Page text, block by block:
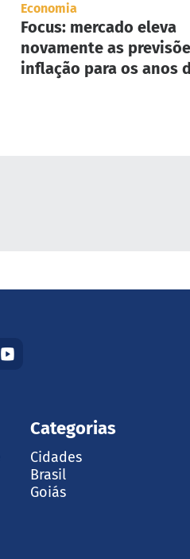
Economia
Focus: mercado eleva
novamente as
inflação para os anos
Categorias
Cidades
Brasil
Goiás